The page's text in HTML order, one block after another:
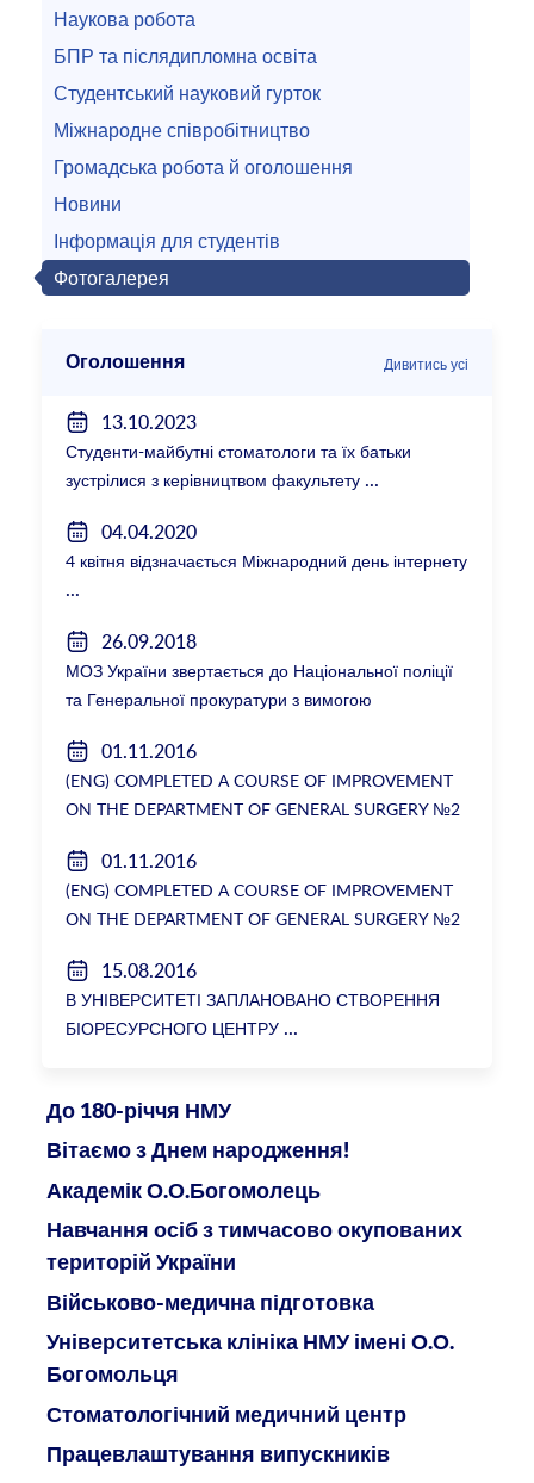
Наукова робота
БПР та післядипломна освіта
Студентський науковий гурток
Міжнародне співробітництво
Громадська робота й оголошення
Новини
Інформація для студентів
Фотогалерея
Оголошення Дивитись усі
13.10.2023
Студенти-майбутні стоматологи та їх батьки
зустрілися з керівництвом факультету
04.04.2020
4 квітня відзначається Міжнародний день інтернету
26.09.2018
МОЗ України звертається до Національної поліції
та Генеральної прокуратури з вимогою
ректорки НМУ Катерини Амосової
01.11.2016
(ENG) COMPLETED A COURSE OF IMPROVEMENT
ON THE DEPARTMENT OF GENERAL SURGERY №2
01.11.2016
(ENG) COMPLETED A COURSE OF IMPROVEMENT
ON THE DEPARTMENT OF GENERAL SURGERY №2
15.08.2016
В УНІВЕРСИТЕТІ ЗАПЛАНОВАНО СТВОРЕННЯ
БІОРЕСУРСНОГО ЦЕНТРУ
До 180-річчя НМУ
Вітаємо з Днем народження!
Академік О.О.Богомолець
Навчання осіб з тимчасово окупованих
територій України
Військово-медична підготовка
Університетська клініка НМУ імені О.О.
Богомольця
Стоматологічний медичний центр
Працевлаштування випускників